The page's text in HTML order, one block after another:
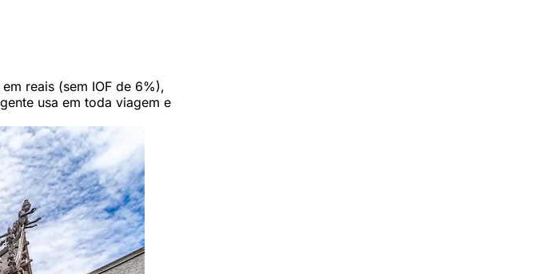
reais (sem IOF de 6%),
usa em toda viagem e